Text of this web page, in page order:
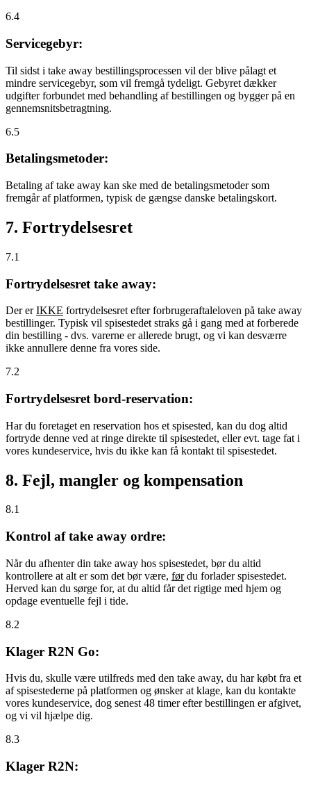
6.4
Servicegebyr:
Til sidst i take away bestillingsprocessen vil der blive pålagt et
mindre servicegebyr, som vil fremgå tydeligt. Gebyret dækker
udgifter forbundet med behandling af bestillingen og bygger på en
gennemsnitsbetragtning.
6.5
Betalingsmetoder:
Betaling af take away kan ske med de betalingsmetoder som
fremgår af platformen, typisk de gængse danske betalingskort.
7. Fortrydelsesret
7.1
Fortrydelsesret take away:
Der erIKKE fortrydelsesret efter forbrugeraftaleloven på take away
bestillinger. Typisk vil spisestedet straks gå i gang med at forberede
din bestilling - dvs. varerne er allerede brugt, og vi kan desværre
ikke annullere denne fra vores side.
7.2
Fortrydelsesret bord-reservation:
Har du foretaget en reservation hos et spisested, kan du dog altid
fortryde denne ved at ringe direkte til spisestedet, eller evt. tage fat i
vores kundeservice, hvis du ikke kan få kontakt til spisestedet.
8. Fejl, mangler og kompensation
8.1
Kontrol af take away ordre:
Når du afhenter din take away hos spisestedet, bør du altid
kontrollere at alt er som det bør være, førdu forlader spisestedet.
Herved kan du sørge for, at du altid får det rigtige med hjem og
opdage eventuelle fejl i tide.
8.2
Klager R2N Go:
Hvis du, skulle være utilfreds med den take away, du har købt fra et
af spisestederne på platformen og ønsker at klage, kan du kontakte
vores kundeservice, dog senest 48 timer efter bestillingen er afgivet,
og vi vil hjælpe dig.
8.3
Klager R2N: